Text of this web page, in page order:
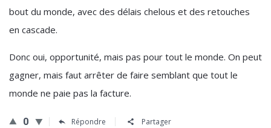
bout du monde, avec des délais chelous et des retouches
en cascade.
Donc oui, opportunité, mais pas pour tout le monde. On peut
gagner, mais faut arrêter de faire semblant que tout le
monde ne paie pas la facture.
0 Répondre Partager